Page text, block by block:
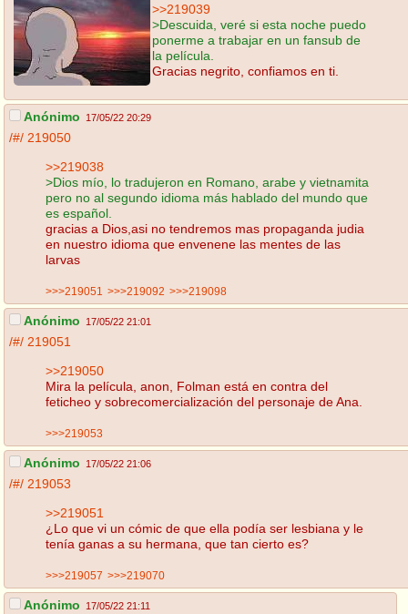
>>219039
>Descuida, veré si esta noche puedo
ponerme a trabajar en un fansub de
la película.
Gracias negrito, confiamos en ti.
Anónimo 17/05/22 20:29
/#/ 219050
>>219038
>Dios mío, lo tradujeron en Romano, arabe y vietnamita
pero no al segundo idioma más hablado del mundo que
es español.
gracias a Dios,asi no tendremos mas propaganda judia
en nuestro idioma que envenene las mentes de las
larvas
>>>219051 >>>219092 >>>219098
Anónimo 17/05/22 21:01
/#/ 219051
>>219050
Mira la película, anon, Folman está en contra del
feticheo y sobrecomercialización del personaje de Ana.
>>>219053
Anónimo 17/05/22 21:06
/#/ 219053
>>219051
¿Lo que vi un cómic de que ella podía ser lesbiana y le
tenía ganas a su hermana, que tan cierto es?
>>>219057 >>>219070
Anónimo 17/05/22 21:11